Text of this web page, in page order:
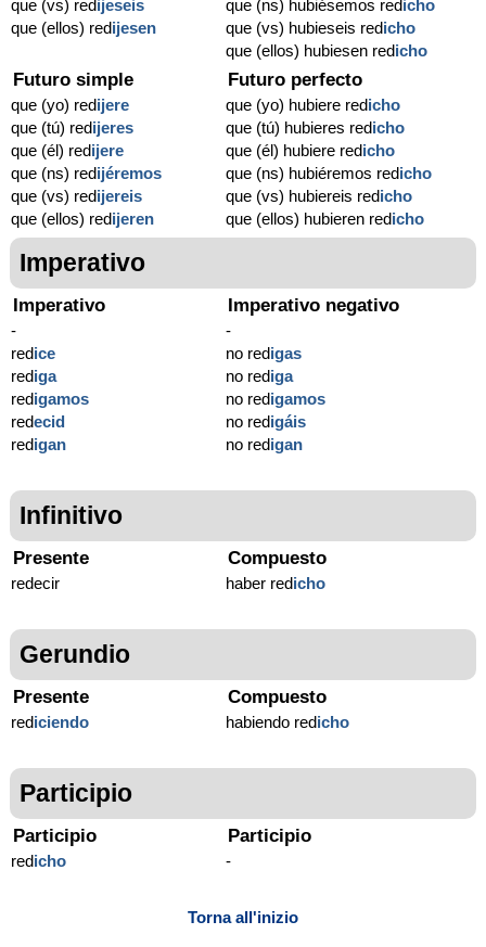
que (vs) redijeseis
que (ellos) redijesen
que (ns) hubiésemos redicho
que (vs) hubieseis redicho
que (ellos) hubiesen redicho
Futuro simple
que (yo) redijere
que (tú) redijeres
que (él) redijere
que (ns) redijéremos
que (vs) redijereis
que (ellos) redijeren
Futuro perfecto
que (yo) hubiere redicho
que (tú) hubieres redicho
que (él) hubiere redicho
que (ns) hubiéremos redicho
que (vs) hubiereis redicho
que (ellos) hubieren redicho
Imperativo
Imperativo
-
redice
rediga
redigamos
redecid
redigan
Imperativo negativo
-
no redigas
no rediga
no redigamos
no redigáis
no redigan
Infinitivo
Presente
redecir
Compuesto
haber redicho
Gerundio
Presente
rediciendo
Compuesto
habiendo redicho
Participio
Participio
redicho
Participio
-
Torna all'inizio